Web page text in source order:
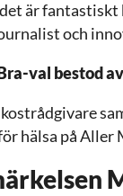
är fantastiskt
och
val bestod
hälsa på Aller